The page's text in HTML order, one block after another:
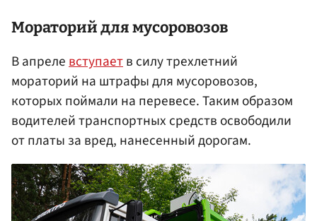
Мораторий для мусоровозов
В апрелевступаетв силу трехлетний
мораторий на штрафы для мусоровозов,
которых поймали на перевесе. Таким образом
водителей транспортных средств освободили
от платы за вред, нанесенный дорогам.